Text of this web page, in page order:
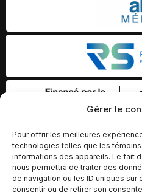
Gérer le
Pour offrir les meilleures
technologies telles que les
informations des appareils. Le fait
nous permettra de traiter des
de navigation ou les ID uniques sur
consentir ou de retirer son